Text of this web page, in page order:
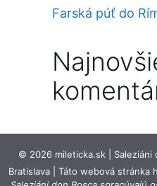
Farská púť do
© 2026 mileticka.sk | Saleziáni
Bratislava | Táto webová stránka